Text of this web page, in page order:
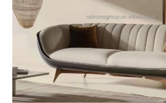
CHÍNH
SÁCH
BẢO
MẬT